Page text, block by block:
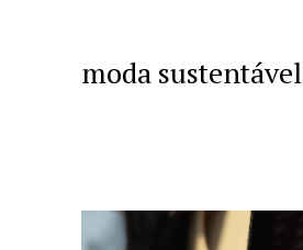
moda sustentável